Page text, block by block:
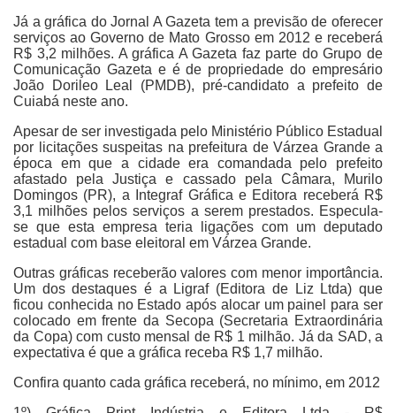
Já a gráfica do Jornal A Gazeta tem a previsão de oferecer
serviços ao Governo de Mato Grosso em 2012 e receberá
R$ 3,2 milhões. A gráfica A Gazeta faz parte do Grupo de
Comunicação Gazeta e é de propriedade do empresário
João Dorileo Leal (PMDB), pré-candidato a prefeito de
Cuiabá neste ano.
Apesar de ser investigada pelo Ministério Público Estadual
por licitações suspeitas na prefeitura de Várzea Grande a
época em que a cidade era comandada pelo prefeito
afastado pela Justiça e cassado pela Câmara, Murilo
Domingos (PR), a Integraf Gráfica e Editora receberá R$
3,1 milhões pelos serviços a serem prestados. Especula-
se que esta empresa teria ligações com um deputado
estadual com base eleitoral em Várzea Grande.
Outras gráficas receberão valores com menor importância.
Um dos destaques é a Ligraf (Editora de Liz Ltda) que
ficou conhecida no Estado após alocar um painel para ser
colocado em frente da Secopa (Secretaria Extraordinária
da Copa) com custo mensal de R$ 1 milhão. Já da SAD, a
expectativa é que a gráfica receba R$ 1,7 milhão.
Confira quanto cada gráfica receberá, no mínimo, em 2012